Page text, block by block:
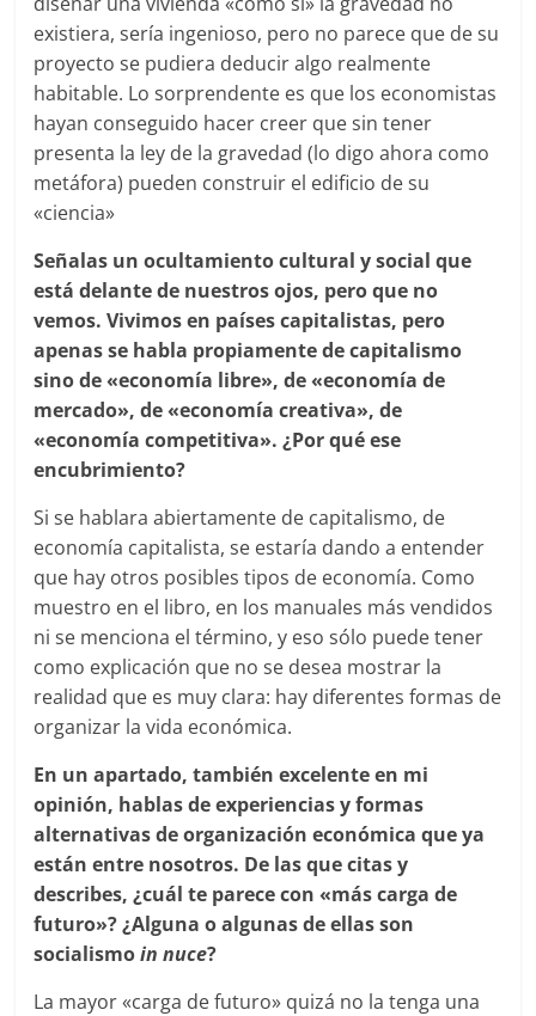
existiera, sería ingenioso, pero no parece que de su
proyecto se pudiera deducir algo realmente
habitable. Lo sorprendente es que los economistas
hayan conseguido hacer creer que sin tener
presenta la ley de la gravedad (lo digo ahora como
metáfora) pueden construir el edificio de su
«ciencia»
Señalas un ocultamiento cultural y social que
está delante de nuestros ojos, pero que no
vemos. Vivimos en países capitalistas, pero
apenas se habla propiamente de capitalismo
sino de «economía libre», de «economía de
mercado», de «economía creativa», de
«economía competitiva». ¿Por qué ese
encubrimiento?
Si se hablara abiertamente de capitalismo, de
economía capitalista, se estaría dando a entender
que hay otros posibles tipos de economía. Como
muestro en el libro, en los manuales más vendidos
ni se menciona el término, y eso sólo puede tener
como explicación que no se desea mostrar la
realidad que es muy clara: hay diferentes formas de
organizar la vida económica.
En un apartado, también excelente en mi
opinión, hablas de experiencias y formas
alternativas de organización económica que ya
están entre nosotros. De las que citas y
describes, ¿cuál te parece con «más carga de
futuro»? ¿Alguna o algunas de ellas son
socialismoin nuce?
La mayor «carga de futuro» quizá no la tenga una